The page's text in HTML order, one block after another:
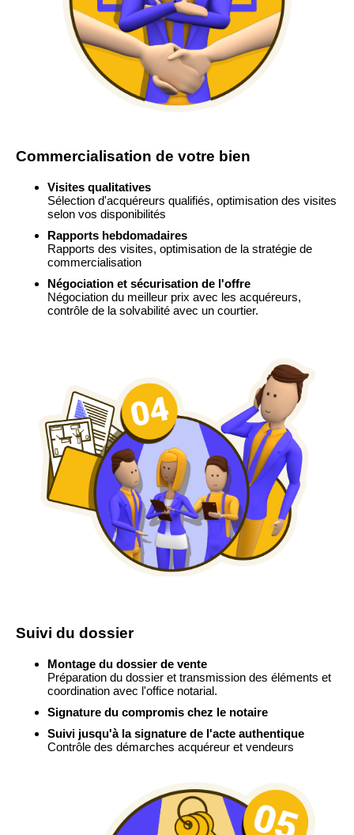
Commercialisation de votre bien
Visites qualitatives
Sélection d'acquéreurs qualifiés, optimisation des visites
selon vos disponibilités
Rapports hebdomadaires
Rapports des visites, optimisation de la stratégie de
commercialisation
Négociation et sécurisation de l'offre
Négociation du meilleur prix avec les acquéreurs,
contrôle de la solvabilité avec un courtier.
Suivi du dossier
Montage du dossier de vente
Préparation du dossier et transmission des éléments et
coordination avec l'office notarial.
Signature du compromis chez le notaire
Suivi jusqu'à la signature de l'acte authentique
Contrôle des démarches acquéreur et vendeurs